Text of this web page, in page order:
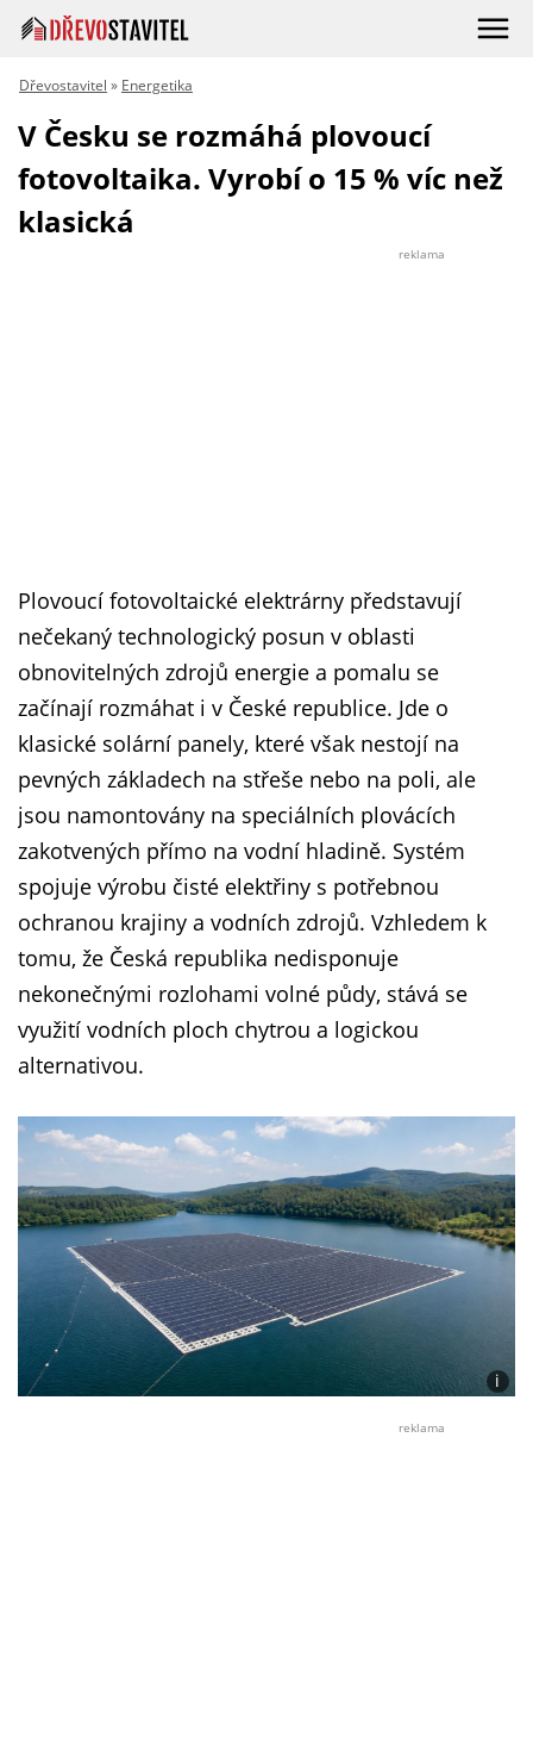
Dřevostavitel » Energetika
V Česku se rozmáhá plovoucí
fotovoltaika. Vyrobí o 15 % víc než
klasická
reklama
Plovoucí fotovoltaické elektrárny představují
nečekaný technologický posun v oblasti
obnovitelných zdrojů energie a pomalu se
začínají rozmáhat i v České republice. Jde o
klasické solární panely, které však nestojí na
pevných základech na střeše nebo na poli, ale
jsou namontovány na speciálních plovácích
zakotvených přímo na vodní hladině. Systém
spojuje výrobu čisté elektřiny s potřebnou
ochranou krajiny a vodních zdrojů. Vzhledem k
tomu, že Česká republika nedisponuje
nekonečnými rozlohami volné půdy, stává se
využití vodních ploch chytrou a logickou
alternativou.
i
Foto:
reklama